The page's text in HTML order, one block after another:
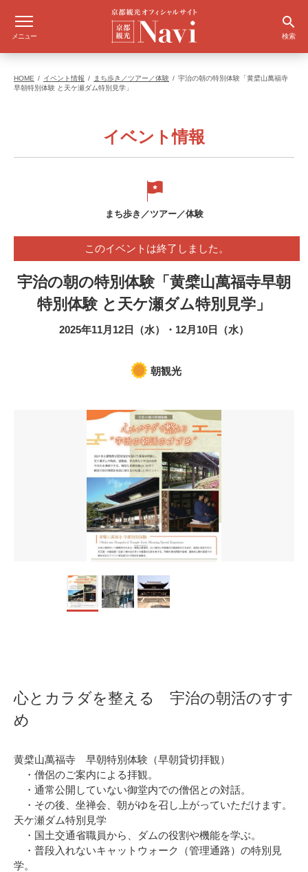
メニュー 検索
HOME イベント情報 まち歩き／ツアー／体験
宇治の朝の特別体験「黄檗山萬福寺
早朝特別体験 と天ケ瀬ダム特別見学」
イベント情報
まち歩き／ツアー／体験
このイベントは終了しました。
宇治の朝の特別体験「黄檗山萬福寺早朝
特別体験 と天ケ瀬ダム特別見学」
2025年11月12日（水）・12月10日（水）
朝観光
心とカラダを整える 宇治の朝活のすす
め
黄檗山萬福寺 早朝特別体験（早朝貸切拝観）
・僧侶のご案内による拝観。
・通常公開していない御堂内での僧侶との対話。
・その後、坐禅会、朝がゆを召し上がっていただけます。
天ケ瀬ダム特別見学
・国土交通省職員から、ダムの役割や機能を学ぶ。
・普段入れないキャットウォーク（管理通路）の特別見
学。